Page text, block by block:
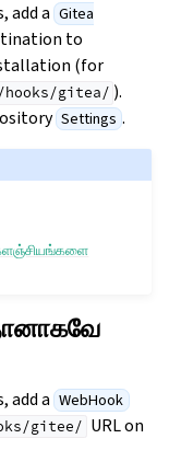
add a Gitea
to
(for
gitea/ ).
Settings .
களஞ்சியங்களை
add a WebHook
gitee/ URL on